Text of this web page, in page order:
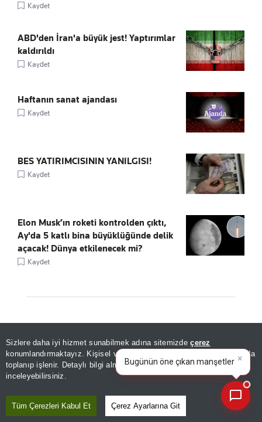
Sizlere daha iyi hizmet sunabilmek adına sitemizdeçerez
konumlandırmaktayız. Kişisel verileriniz, KVKK ve GDPR kapsamında
toplanıp işlenir. Detaylı bilgi almak içinAydınlatma Metnimizi
inceleyebilirsiniz.
Tüm Çerezleri Kabul Et Çerez Ayarlarına Git
Kaydet
ABD'den İran'a büyük jest! Yaptırımlar
kaldırıldı
Kaydet
Haftanın sanat ajandası
Kaydet
BES YATIRIMCISININ YANILGISI!
Kaydet
Elon Musk’ın roketi kontrolden çıktı,
Ay'da 5 katlı bina büyüklüğünde delik
açacak! Dünya etkilenecek mi?
Kaydet
×
Bugünün öne çıkan manşetleri
ve gelişmeleri neler?|